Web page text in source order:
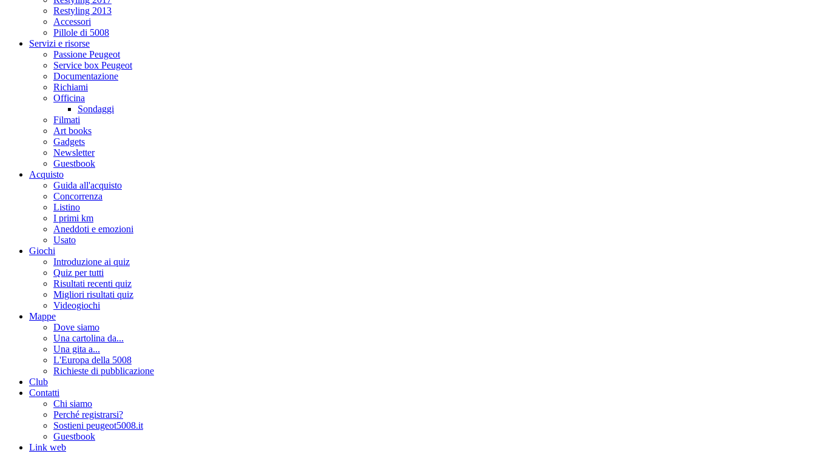
Restyling 2013
Accessori
Pillole di 5008
Servizi e risorse
Passione Peugeot
Service box Peugeot
Documentazione
Richiami
Officina
Sondaggi
Filmati
Art books
Gadgets
Newsletter
Guestbook
Acquisto
Guida all'acquisto
Concorrenza
Listino
I primi km
Aneddoti e emozioni
Usato
Giochi
Introduzione ai quiz
Quiz per tutti
Risultati recenti quiz
Migliori risultati quiz
Videogiochi
Mappe
Dove siamo
Una cartolina da...
Una gita a...
L'Europa della 5008
Richieste di pubblicazione
Club
Contatti
Chi siamo
Perché registrarsi?
Sostieni peugeot5008.it
Guestbook
Link web